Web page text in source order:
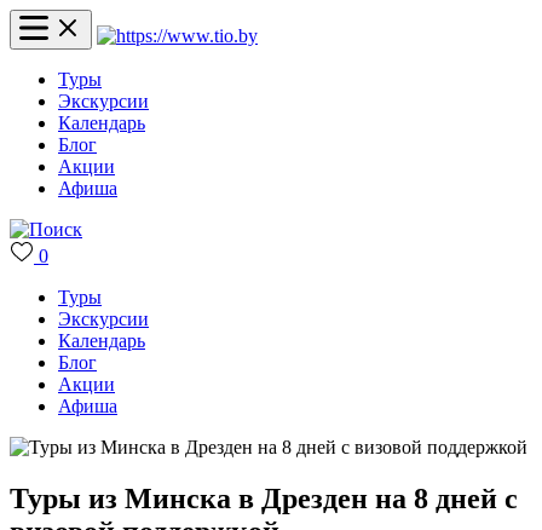
Туры
Экскурсии
Календарь
Блог
Акции
Афиша
0
Туры
Экскурсии
Календарь
Блог
Акции
Афиша
Туры из Минска в Дрезден на 8 дней с